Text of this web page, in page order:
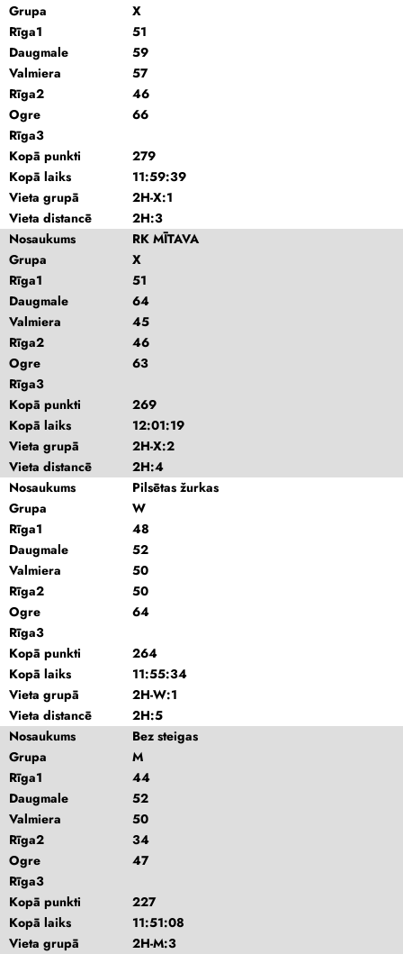
Grupa
X
Rīga1
51
Daugmale
59
Valmiera
57
Rīga2
46
Ogre
66
Rīga3
Kopā punkti
279
Kopā laiks
11:59:39
Vieta grupā
2H-X:1
Vieta distancē
2H:3
Nosaukums
RK MĪTAVA
Grupa
X
Rīga1
51
Daugmale
64
Valmiera
45
Rīga2
46
Ogre
63
Rīga3
Kopā punkti
269
Kopā laiks
12:01:19
Vieta grupā
2H-X:2
Vieta distancē
2H:4
Nosaukums
Pilsētas žurkas
Grupa
W
Rīga1
48
Daugmale
52
Valmiera
50
Rīga2
50
Ogre
64
Rīga3
Kopā punkti
264
Kopā laiks
11:55:34
Vieta grupā
2H-W:1
Vieta distancē
2H:5
Nosaukums
Bez steigas
Grupa
M
Rīga1
44
Daugmale
52
Valmiera
50
Rīga2
34
Ogre
47
Rīga3
Kopā punkti
227
Kopā laiks
11:51:08
Vieta grupā
2H-M:3